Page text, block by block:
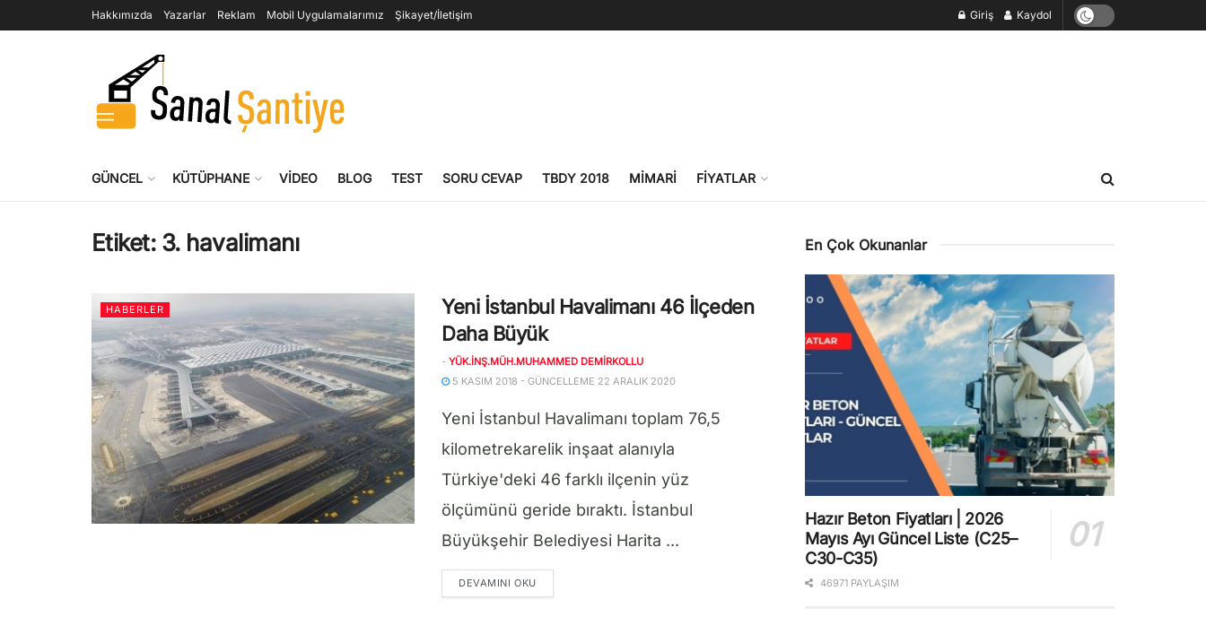
Hakkımızda Yazarlar Reklam Mobil Uygulamalarımız Şikayet/İletişim Giriş Kaydol
GÜNCEL KÜTÜPHANE VIDEO BLOG TEST SORU CEVAP TBDY 2018 MIMARI FIYATLAR
Etiket: 3. havalimanı
HABERLER
Yeni İstanbul Havalimanı 46 İlçeden
Daha Büyük
- YÜK.İNŞ.MÜH.MUHAMMED DEMIRKOLLU
5 KASIM 2018 - GÜNCELLEME 22 ARALIK 2020
Yeni İstanbul Havalimanı toplam 76,5
kilometrekarelik inşaat alanıyla
Türkiye'deki 46 farklı ilçenin yüz
ölçümünü geride bıraktı. İstanbul
Büyükşehir Belediyesi Harita ...
DEVAMINI OKUDETAILS
En Çok Okunanlar
Hazır Beton Fiyatları | 2026
Mayıs Ayı Güncel Liste (C25–
C30-C35)
46971 PAYLAŞIM